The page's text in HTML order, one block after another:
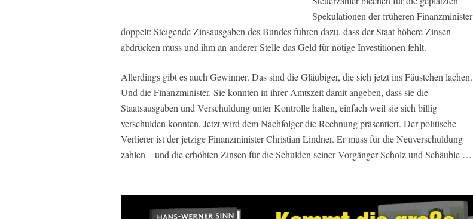
Spekulationen der früheren Finanzminister
doppelt: Steigende Zinsausgaben des Bundes führen dazu, dass der Staat höhere Zinsen
abdrücken muss und ihm an anderer Stelle das Geld für nötige Investitionen fehlt.
Allerdings gibt es auch Gewinner. Das sind die Gläubiger, die sich jetzt ins Fäustchen lachen.
Und die Finanzminister. Sie konnten in ihrer Amtszeit damit angeben, dass sie die
Staatsausgaben und Verschuldung unter Kontrolle halten, einfach weil sie sich billig
verschulden konnten. Jetzt wird dem Nachfolger die Rechnung präsentiert. Der politische
Verlierer ist der jetzige Finanzminister Christian Lindner. Er muss für die Neuverschuldung
zahlen – und die erhöhten Zinsen für die Schulden seiner Vorgänger Scholz und Schäuble …